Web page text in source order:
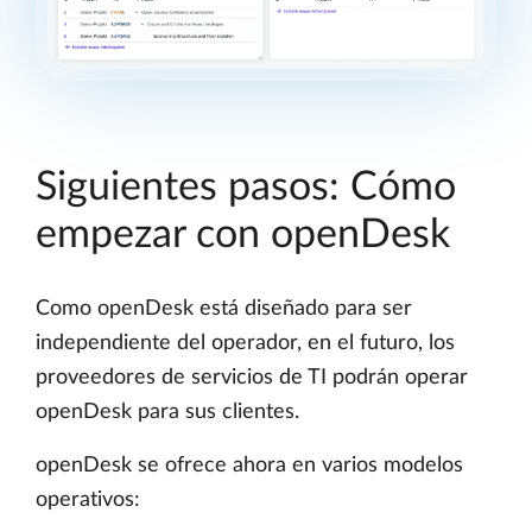
Siguientes pasos: Cómo
empezar con openDesk
Como openDesk está diseñado para ser
independiente del operador, en el futuro, los
proveedores de servicios de TI podrán operar
openDesk para sus clientes.
openDesk se ofrece ahora en varios modelos
operativos: